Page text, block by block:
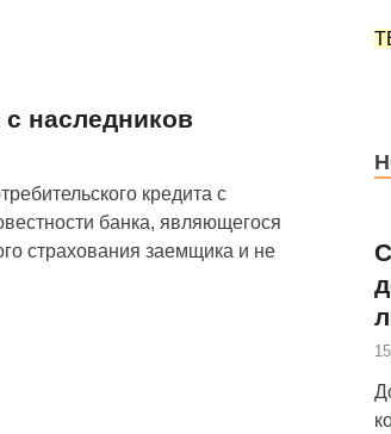
наследников
кредита с
банка, являющегося
страхования заемщика и не